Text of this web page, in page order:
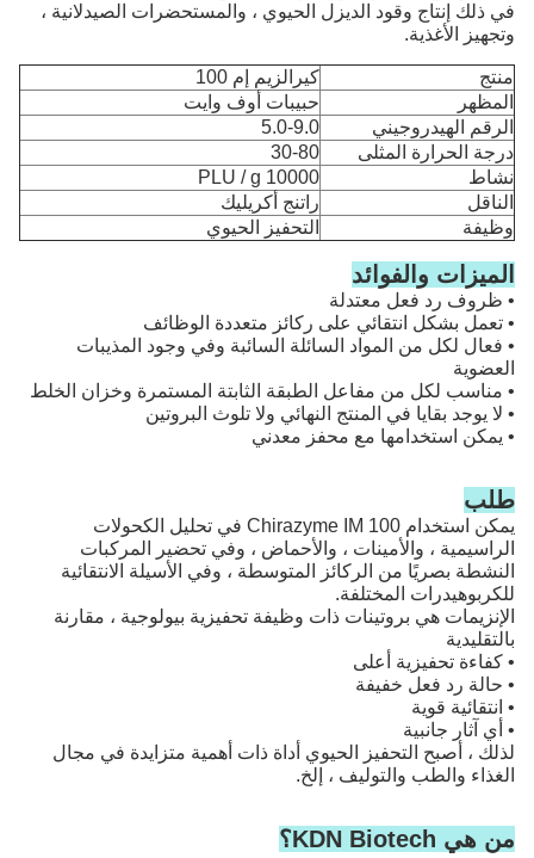
في ذلك إنتاج وقود الديزل الحيوي ، والمستحضرات الصيدلانية ،
وتجهيز الأغذية.
منتج
كيرالزيم إم 100
المظهر
حبيبات أوف وايت
الرقم الهيدروجيني
5.0-9.0
درجة الحرارة المثلى
30-80
نشاط
10000 PLU / g
الناقل
راتنج أكريليك
وظيفة
التحفيز الحيوي
الميزات والفوائد
• ظروف رد فعل معتدلة
• تعمل بشكل انتقائي على ركائز متعددة الوظائف
• فعال لكل من المواد السائلة السائبة وفي وجود المذيبات
العضوية
• مناسب لكل من مفاعل الطبقة الثابتة المستمرة وخزان الخلط
• لا يوجد بقايا في المنتج النهائي ولا تلوث البروتين
• يمكن استخدامها مع محفز معدني
طلب
يمكن استخدام Chirazyme IM 100 في تحليل الكحولات
الراسيمية ، والأمينات ، والأحماض ، وفي تحضير المركبات
النشطة بصريًا من الركائز المتوسطة ، وفي الأسيلة الانتقائية
للكربوهيدرات المختلفة.
الإنزيمات هي بروتينات ذات وظيفة تحفيزية بيولوجية ، مقارنة
بالتقليدية
• كفاءة تحفيزية أعلى
• حالة رد فعل خفيفة
• انتقائية قوية
• أي آثار جانبية
لذلك ، أصبح التحفيز الحيوي أداة ذات أهمية متزايدة في مجال
الغذاء والطب والتوليف ، إلخ.
من هي KDN Biotech؟